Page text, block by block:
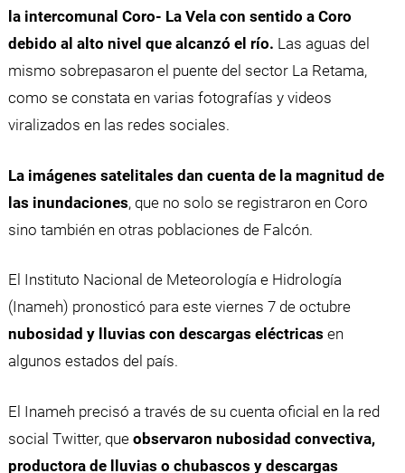
la intercomunal Coro- La Vela con sentido a Coro
debido al alto nivel que alcanzó el río. Las aguas del
mismo sobrepasaron el puente del sector La Retama,
como se constata en varias fotografías y videos
viralizados en las redes sociales.
La imágenes satelitales dan cuenta de la magnitud de
las inundaciones, que no solo se registraron en Coro
sino también en otras poblaciones de Falcón.
El Instituto Nacional de Meteorología e Hidrología
(Inameh) pronosticó para este viernes 7 de octubre
nubosidad y lluvias con descargas eléctricas en
algunos estados del país.
El Inameh precisó a través de su cuenta oficial en la red
social Twitter, que observaron nubosidad convectiva,
productora de lluvias o chubascos y descargas